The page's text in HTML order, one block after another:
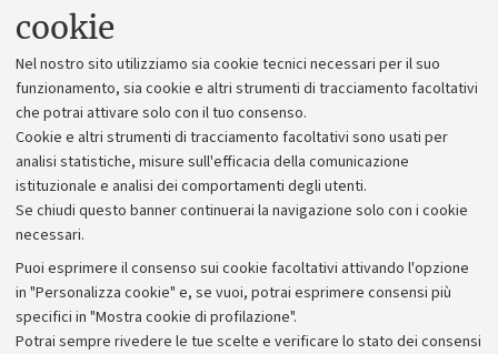
cookie
Nel nostro sito utilizziamo sia cookie tecnici necessari per il suo
funzionamento, sia cookie e altri strumenti di tracciamento facoltativi
che potrai attivare solo con il tuo consenso.
Cookie e altri strumenti di tracciamento facoltativi sono usati per
analisi statistiche, misure sull'efficacia della comunicazione
istituzionale e analisi dei comportamenti degli utenti.
Se chiudi questo banner continuerai la navigazione solo con i cookie
necessari.
Puoi esprimere il consenso sui cookie facoltativi attivando l'opzione
in "Personalizza cookie" e, se vuoi, potrai esprimere consensi più
specifici in "Mostra cookie di profilazione".
Potrai sempre rivedere le tue scelte e verificare lo stato dei consensi
Alumni community
Piano strategico
Bilanci
Donazioni e 5x1000
Bandi, gare e concorsi
Albo online
Amministrazione trasparente